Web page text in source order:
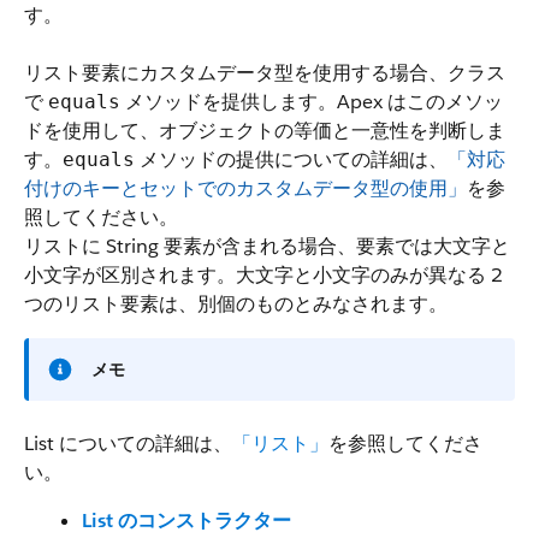
す。
リスト要素にカスタムデータ型を使用する場合、クラス
で equals メソッドを提供します。Apex はこのメソッ
ドを使用して、オブジェクトの等価と一意性を判断しま
す。
equals メソッドの提供についての詳細は、
「対応
付けのキーとセットでのカスタムデータ型の使用」 を参
照してください。
リストに String 要素が含まれる場合、要素では大文字と
小文字が区別されます。大文字と小文字のみが異なる 2
つのリスト要素は、別個のものとみなされます。
メモ
List についての詳細は、 「リスト」 を参照してくださ
い。
List のコンストラクター